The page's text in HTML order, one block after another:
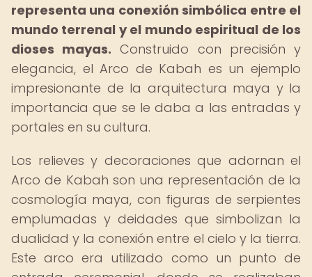
representa una conexión simbólica entre el
mundo terrenal y el mundo espiritual de los
dioses mayas. Construido con precisión y
elegancia, el Arco de Kabah es un ejemplo
impresionante de la arquitectura maya y la
importancia que se le daba a las entradas y
portales en su cultura.
Los relieves y decoraciones que adornan el
Arco de Kabah son una representación de la
cosmología maya, con figuras de serpientes
emplumadas y deidades que simbolizan la
dualidad y la conexión entre el cielo y la tierra.
Este arco era utilizado como un punto de